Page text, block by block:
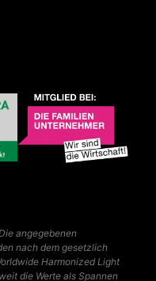
angegebenen
nach dem gesetzlich
Harmonized Light
die Werte als Spannen